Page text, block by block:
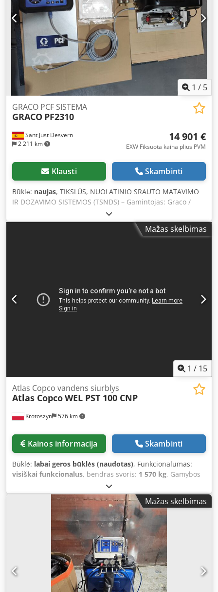
year warranty (Excluding electric machines and non-Graco
products) - Shipping or in-store pickup available - 21% VAT
NOT included - VAT INCLUDED. Companies registered in
VIES or with TAX ID may request VAT-free purchase. -
Customs duties and import charges at buyer’s expense in
case of import (Incoterm: DAP)
1 / 5
Sant Just Desvern
2 211 km
GRACO PCF SISTEMA
GRACO PF2310
14 901 €
EXW Fiksuota kaina plius PVM
Klausti Skambinti
Būklė: naujas, TIKSLŪS, NUOLATINIO SRAUTO MATAVIMO
IR DOZAVIMO SISTEMOS (TSNDS) – Gamintojas: Graco /
Modelis: PF2310 – TSNDS, sumontuota ant 16 skirtingų
modelių vežimėlio, 100–240 V kintamosios srovės, su
skiedalo reguliatoriumi, didelės skiriamosios gebos
Mažas skelbimas
1 / 15
Krotoszyn 576 km
Atlas Copco vandens siurblys
Atlas CopcoWEL PST 100 CNP
Kainos informacija Skambinti
Būklė: labai geros būklės (naudotas), Funkcionalumas:
visiškai funkcionalus, bendras svoris: 1 570 kg, Gamybos
, Two units available Machine type: Engine-
driven pump Machine brand: ATLAS COPCO Model: WEL
PST 100 CNP Year of manufacture: 2019 Operating weight
(kg): 1570 Engine type: Hatz 2G40 /diesel/ Engine power
(kW): 9.8 Codpovz Drhofx Aqgorf Engine displacement
(cm³): 997 Fuel type: diesel Maximum capacity – 100 m³/h
Maximum head – 20 m Suction pipe diameter – 100 mm
Discharge pipe diameter – 100 mm The Atlas Copco WEL
PST piston pump is a high-performance device suitable for
demanding applications requiring 24/7 operation. It is
designed to ensure fuel efficiency.
Mažas skelbimas